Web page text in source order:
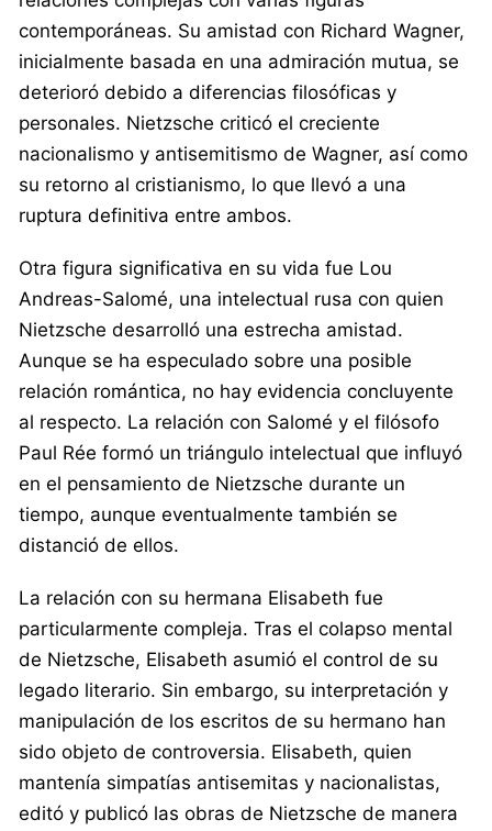
contemporáneas. Su amistad con Richard Wagner,
inicialmente basada en una admiración mutua, se
deterioró debido a diferencias filosóficas y
personales. Nietzsche criticó el creciente
nacionalismo y antisemitismo de Wagner, así como
su retorno al cristianismo, lo que llevó a una
ruptura definitiva entre ambos.
Otra figura significativa en su vida fue Lou
Andreas-Salomé, una intelectual rusa con quien
Nietzsche desarrolló una estrecha amistad.
Aunque se ha especulado sobre una posible
relación romántica, no hay evidencia concluyente
al respecto. La relación con Salomé y el filósofo
Paul Rée formó un triángulo intelectual que influyó
en el pensamiento de Nietzsche durante un
tiempo, aunque eventualmente también se
distanció de ellos.
La relación con su hermana Elisabeth fue
particularmente compleja. Tras el colapso mental
de Nietzsche, Elisabeth asumió el control de su
legado literario. Sin embargo, su interpretación y
manipulación de los escritos de su hermano han
sido objeto de controversia. Elisabeth, quien
mantenía simpatías antisemitas y nacionalistas,
editó y publicó las obras de Nietzsche de manera